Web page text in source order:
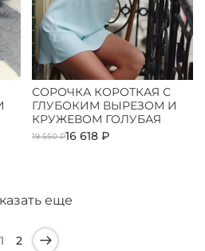
СОРОЧКА КОРОТКАЯ С
ГЛУБОКИМ ВЫРЕЗОМ И
КРУЖЕВОМ ГОЛУБАЯ
19 550 ₽16 618 ₽
еще
1 2